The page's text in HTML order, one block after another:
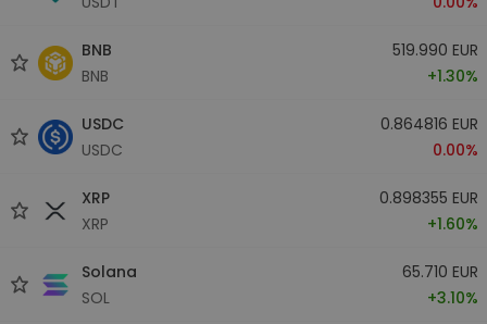
BNB
BNB
519.990 EUR
+1.30%
USDC
USDC
0.864816 EUR
0.00%
XRP
XRP
0.898355 EUR
+1.60%
Solana
SOL
65.710 EUR
+3.10%